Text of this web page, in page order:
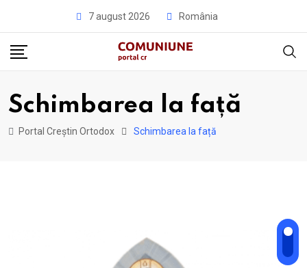
content
7 august 2026 România
Schimbarea la față
Portal Creștin Ortodox Schimbarea la față